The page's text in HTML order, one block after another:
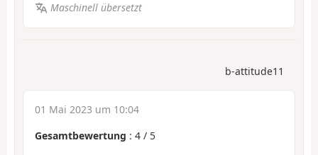
Maschinell übersetzt
b-attitude11
01 Mai 2023 um 10:04
Gesamtbewertung : 4 / 5